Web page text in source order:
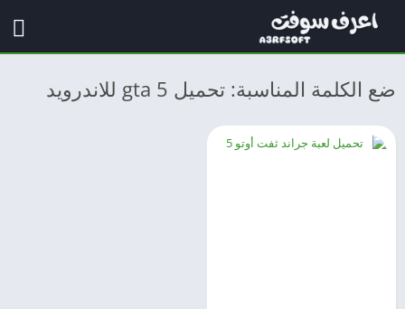
ضع الكلمة المناسبة: تحميل gta 5 للاندرويد